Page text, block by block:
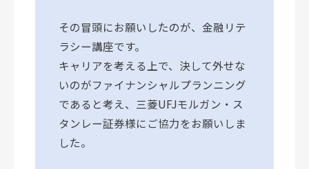
その冒頭にお願いしたのが、金融リテ
ラシー講座です。
キャリアを考える上で、決して外せな
いのがファイナンシャルプランニング
であると考え、三菱UFJモルガン・ス
タンレー証券様にご協力をお願いしま
した。